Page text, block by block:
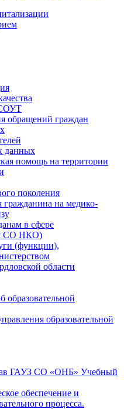
обращений граждан
данных
помощь на территории
поколения
гражданина на медико-
в сфере
СО НКО)
(функции),
области
образовательной
образовательной
ГАУЗ СО «ОНБ» Учебный
обеспечение и
процесса.